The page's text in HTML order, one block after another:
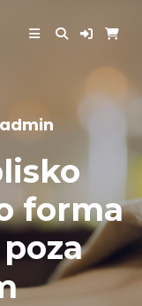
admin
forma